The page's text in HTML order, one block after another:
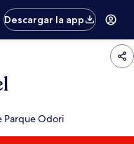
Descargar la app
Parque Odori